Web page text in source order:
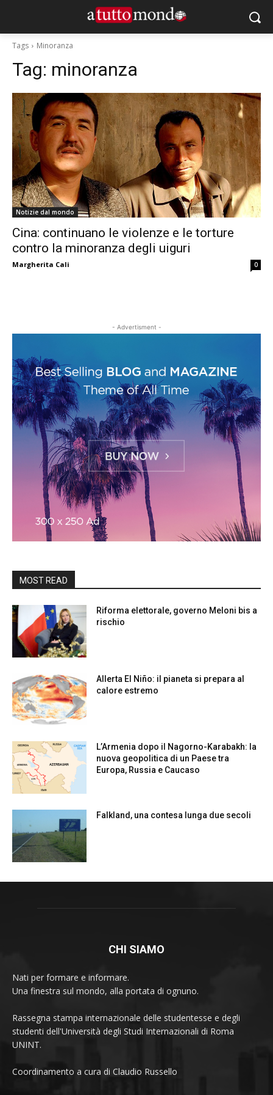
Tags Minoranza
Tag: minoranza
Notizie dal mondo
Cina: continuano le violenze e le torture
contro la minoranza degli uiguri
Margherita Cali 0
- Advertisment -
MOST READ
Riforma elettorale, governo Meloni bis a
rischio
Allerta El Niño: il pianeta si prepara al
calore estremo
L’Armenia dopo il Nagorno-Karabakh: la
nuova geopolitica di un Paese tra
Europa, Russia e Caucaso
Falkland, una contesa lunga due secoli
CHI SIAMO
Nati per formare e informare.
Una finestra sul mondo, alla portata di ognuno.
Rassegna stampa internazionale delle studentesse e degli
studenti dell'Università degli Studi Internazionali di Roma
UNINT.
Coordinamento a cura di Claudio Russello